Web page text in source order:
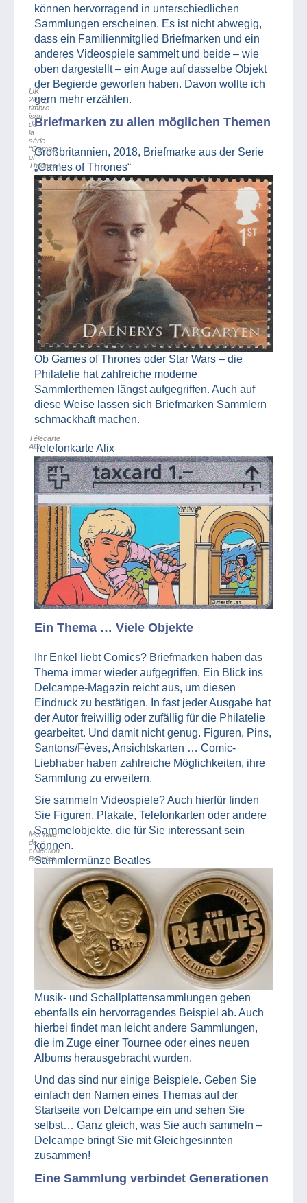
können hervorragend in unterschiedlichen
Sammlungen erscheinen. Es ist nicht abwegig,
dass ein Familienmitglied Briefmarken und ein
anderes Videospiele sammelt und beide – wie
oben dargestellt – ein Auge auf dasselbe Objekt
der Begierde geworfen haben. Davon wollte ich
gern mehr erzählen.
Briefmarken zu allen möglichen Themen
Großbritannien, 2018, Briefmarke aus der Serie
„Games of Thrones“
UK
2018,
timbre
issu
de
la
série
“Games
of
Thrones”
Ob Games of Thrones oder Star Wars – die
Philatelie hat zahlreiche moderne
Sammlerthemen längst aufgegriffen. Auch auf
diese Weise lassen sich Briefmarken Sammlern
schmackhaft machen.
Telefonkarte Alix
Télécarte
Alix
Ein Thema … Viele Objekte
Ihr Enkel liebt Comics? Briefmarken haben das
Thema immer wieder aufgegriffen. Ein Blick ins
Delcampe-Magazin reicht aus, um diesen
Eindruck zu bestätigen. In fast jeder Ausgabe hat
der Autor freiwillig oder zufällig für die Philatelie
gearbeitet. Und damit nicht genug. Figuren, Pins,
Santons/Fèves, Ansichtskarten … Comic-
Liebhaber haben zahlreiche Möglichkeiten, ihre
Sammlung zu erweitern.
Sie sammeln Videospiele? Auch hierfür finden
Sie Figuren, Plakate, Telefonkarten oder andere
Sammelobjekte, die für Sie interessant sein
können.
Sammlermünze Beatles
Monnaie
de
collection
Beattles
Musik- und Schallplattensammlungen geben
ebenfalls ein hervorragendes Beispiel ab. Auch
hierbei findet man leicht andere Sammlungen,
die im Zuge einer Tournee oder eines neuen
Albums herausgebracht wurden.
Und das sind nur einige Beispiele. Geben Sie
einfach den Namen eines Themas auf der
Startseite von Delcampe ein und sehen Sie
selbst… Ganz gleich, was Sie auch sammeln –
Delcampe bringt Sie mit Gleichgesinnten
zusammen!
Eine Sammlung verbindet Generationen